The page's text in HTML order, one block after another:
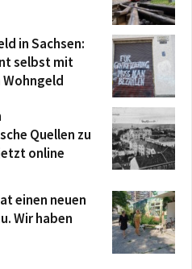
in Sachsen:
selbst mit
Quellen zu
online
einen neuen
Wir haben